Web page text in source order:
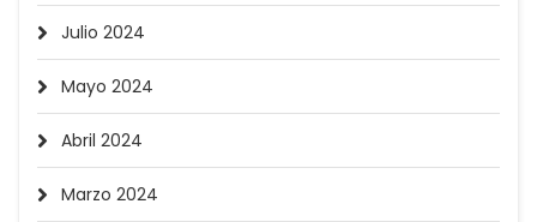
Julio 2024
Mayo 2024
Abril 2024
Marzo 2024